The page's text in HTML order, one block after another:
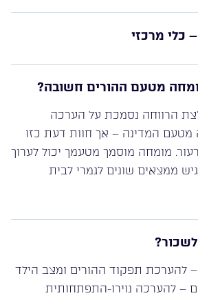
כלי מרכזי
מטעם ההורים חשובה?
הרווחה נסמכת על הערכה
מטעם המדינה – אך חוות דעת כזו
מומחה מוסמך מטעמך יכול לערוך
ממצאים שונים לגמרי לבית
לשכור?
– להערכת תפקוד ההורים ומצב הילד
– להערכה נוירו-התפתחותית